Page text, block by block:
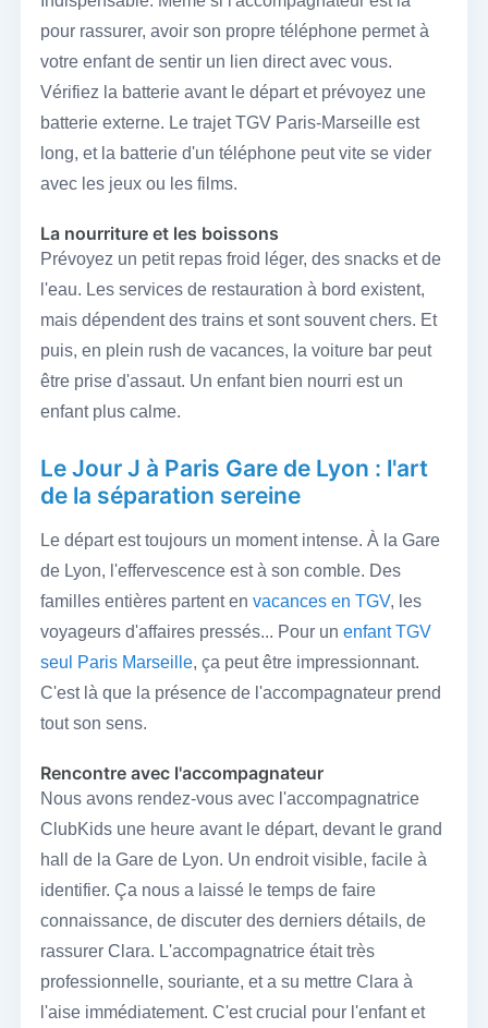
pour rassurer, avoir son propre téléphone permet à
votre enfant de sentir un lien direct avec vous.
Vérifiez la batterie avant le départ et prévoyez une
batterie externe. Le trajet TGV Paris-Marseille est
long, et la batterie d'un téléphone peut vite se vider
avec les jeux ou les films.
La nourriture et les boissons
Prévoyez un petit repas froid léger, des snacks et de
l'eau. Les services de restauration à bord existent,
mais dépendent des trains et sont souvent chers. Et
puis, en plein rush de vacances, la voiture bar peut
être prise d'assaut. Un enfant bien nourri est un
enfant plus calme.
Le Jour J à Paris Gare de Lyon : l'art
de la séparation sereine
Le départ est toujours un moment intense. À la Gare
de Lyon, l'effervescence est à son comble. Des
familles entières partent en vacances en TGV, les
voyageurs d'affaires pressés... Pour un enfant TGV
seul Paris Marseille, ça peut être impressionnant.
C'est là que la présence de l'accompagnateur prend
tout son sens.
Rencontre avec l'accompagnateur
Nous avons rendez-vous avec l'accompagnatrice
ClubKids une heure avant le départ, devant le grand
hall de la Gare de Lyon. Un endroit visible, facile à
identifier. Ça nous a laissé le temps de faire
connaissance, de discuter des derniers détails, de
rassurer Clara. L'accompagnatrice était très
professionnelle, souriante, et a su mettre Clara à
l'aise immédiatement. C'est crucial pour l'enfant et